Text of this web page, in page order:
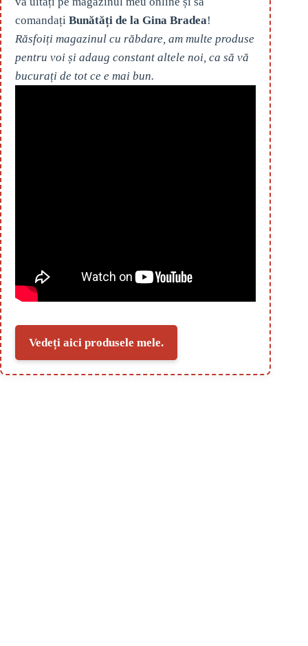
comandați Bunătăți de la Gina Bradea!
Răsfoiți magazinul cu răbdare, am multe produse
pentru voi și adaug constant altele noi, ca să vă
bucurați de tot ce e mai bun.
Vedeți aici produsele mele.